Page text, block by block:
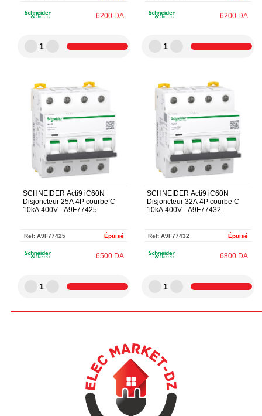
6200 DA
1
6200 DA
1
SCHNEIDER Acti9 iC60N
Disjoncteur 25A 4P courbe C
10kA 400V - A9F77425
Ref: A9F77425 Épuisé
6500 DA
1
SCHNEIDER Acti9 iC60N
Disjoncteur 32A 4P courbe C
10kA 400V - A9F77432
Ref: A9F77432 Épuisé
6800 DA
1